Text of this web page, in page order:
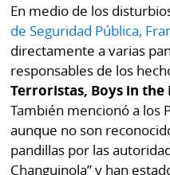
En medio de los
de Seguridad Pública,
directamente a varias
responsables de los
Terroristas, Boys in the
También mencionó a los
aunque no son
pandillas por las
Changuinola” y han